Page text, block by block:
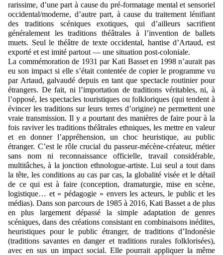
rarissime, d’une part à cause du pré-formatage mental et sensoriel
occidental/moderne, d’autre part, à cause du traitement lénifiant
des traditions scéniques exotiques, qui d’ailleurs sacrifient
généralement les traditions théâtrales à l’invention de ballets
muets. Seul le théâtre de texte occidental, hantise d’Artaud, est
exporté et est imité partout — une situation post-coloniale.
La commémoration de 1931 par Kati Basset en 1998 n’aurait pas
eu son impact si elle s’était contentée de copier le programme vu
par Artaud, galvaudé depuis en tant que spectacle routinier pour
étrangers. De fait, ni l’importation de traditions véritables, ni, à
l’opposé, les spectacles touristiques ou folkloriques (qui tendent à
évincer les traditions sur leurs terres d’origine) ne permettent une
vraie transmission. Il y a pourtant des manières de faire pour à la
fois raviver les traditions théâtrales ethniques, les mettre en valeur
et en donner l’appréhension, un choc heuristique, au public
étranger. C’est le rôle crucial du passeur-mécène-créateur, métier
sans nom ni reconnaissance officielle, travail considérable,
multitâches, à la jonction ethnologue-artiste. Lui seul a tout dans
la tête, les conditions au cas par cas, la globalité visée et le détail
de ce qui est à faire (conception, dramaturgie, mise en scène,
logistique… et « pédagogie » envers les acteurs, le public et les
médias). Dans son parcours de 1985 à 2016, Kati Basset a de plus
en plus largement dépassé la simple adaptation de genres
scéniques, dans des créations consistant en combinaisons inédites,
heuristiques pour le public étranger, de traditions d’Indonésie
(traditions savantes en danger et traditions rurales folklorisées),
avec en sus un impact social. Elle pourrait appliquer la même